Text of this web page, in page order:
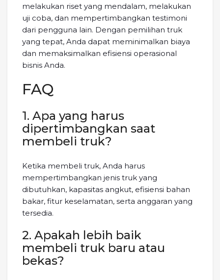
melakukan riset yang mendalam, melakukan
uji coba, dan mempertimbangkan testimoni
dari pengguna lain. Dengan pemilihan truk
yang tepat, Anda dapat meminimalkan biaya
dan memaksimalkan efisiensi operasional
bisnis Anda.
FAQ
1. Apa yang harus
dipertimbangkan saat
membeli truk?
Ketika membeli truk, Anda harus
mempertimbangkan jenis truk yang
dibutuhkan, kapasitas angkut, efisiensi bahan
bakar, fitur keselamatan, serta anggaran yang
tersedia.
2. Apakah lebih baik
membeli truk baru atau
bekas?